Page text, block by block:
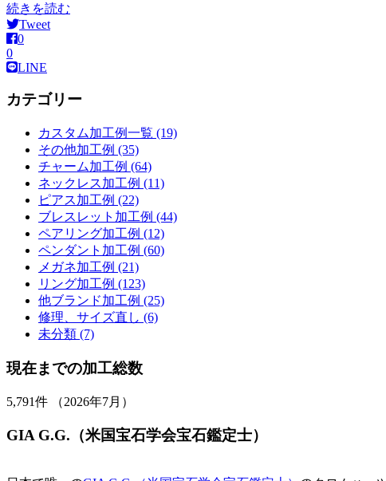
続きを読む
Tweet
0
0
LINE
カテゴリー
カスタム加工例一覧 (19)
その他加工例 (35)
チャーム加工例 (64)
ネックレス加工例 (11)
ピアス加工例 (22)
ブレスレット加工例 (44)
ペアリング加工例 (12)
ペンダント加工例 (60)
メガネ加工例 (21)
リング加工例 (123)
他ブランド加工例 (25)
修理、サイズ直し (6)
未分類 (7)
現在までの加工総数
5,791件 （2026年7月）
GIA G.G.（米国宝石学会宝石鑑定士）